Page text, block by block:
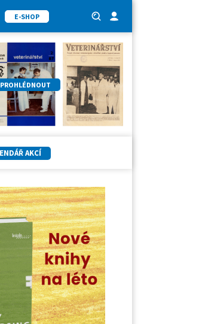
E-SHOP
PROHLÉDNOUT
AKCÍ